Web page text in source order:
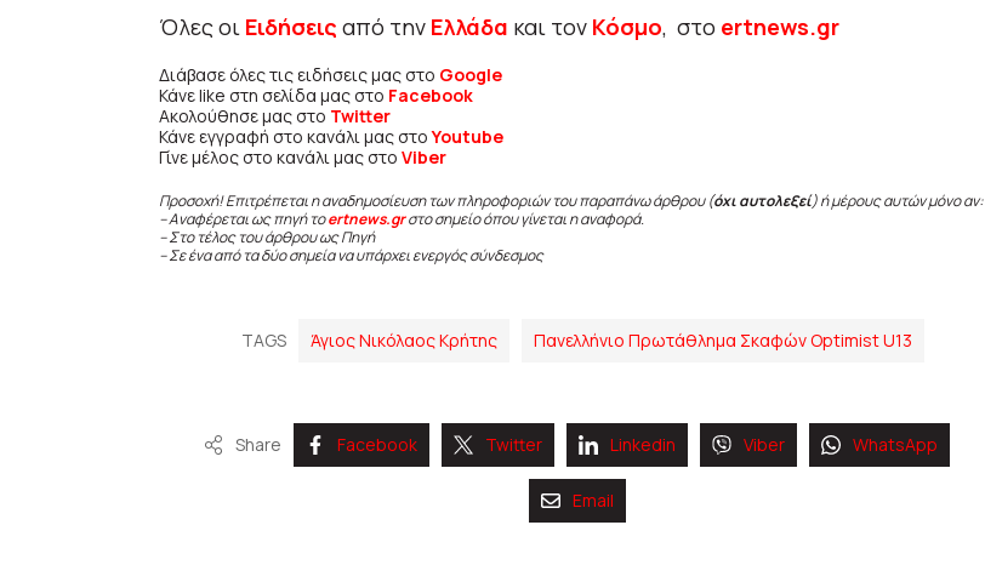
Όλες οι Ειδήσεις από την Ελλάδα και τον Κόσμο, στο ertnews.gr
Διάβασε όλες τις ειδήσεις μας στο Google
Κάνε like στη σελίδα μας στο Facebook
Ακολούθησε μας στο Twitter
Κάνε εγγραφή στο κανάλι μας στοYoutube
Γίνε μέλος στο κανάλι μας στο Viber
Προσοχή! Επιτρέπεται η αναδημοσίευση των πληροφοριών του παραπάνω άρθρου (όχι αυτολεξεί) ή μέρους αυτών μόνο αν:
– Αναφέρεται ως πηγή τοertnews.gr στο σημείο όπου γίνεται η αναφορά.
– Στο τέλος του άρθρου ως Πηγή
– Σε ένα από τα δύο σημεία να υπάρχει ενεργός σύνδεσμος
TAGS Άγιος Νικόλαος Κρήτης Πανελλήνιο Πρωτάθλημα Σκαφών Optimist U13
Share Facebook Twitter Linkedin Viber WhatsApp
Email